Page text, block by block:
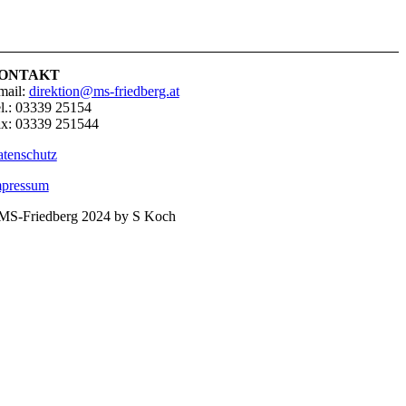
direktion@ms-friedberg.at
03339 25154
03339 251544
Friedberg 2024 by S Koch